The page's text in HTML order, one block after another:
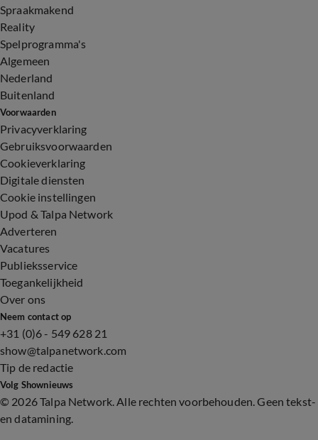
Spraakmakend
Reality
Spelprogramma's
Algemeen
Nederland
Buitenland
Voorwaarden
Privacyverklaring
Gebruiksvoorwaarden
Cookieverklaring
Digitale diensten
Cookie instellingen
Upod & Talpa Network
Adverteren
Vacatures
Publieksservice
Toegankelijkheid
Over ons
Neem contact op
+31 (0)6 - 549 628 21
show@talpanetwork.com
Tip de redactie
Volg Shownieuws
© 2026 Talpa Network. Alle rechten voorbehouden. Geen tekst-
en datamining.